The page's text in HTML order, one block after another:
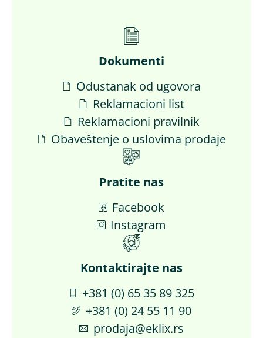
Dokumenti
Odustanak od ugovora
Reklamacioni list
Reklamacioni pravilnik
Obaveštenje o uslovima prodaje
Pratite nas
Facebook
Instagram
Kontaktirajte nas​
+381 (0) 65 35 89 325
+381 (0) 24 55 11 90
prodaja@eklix.rs